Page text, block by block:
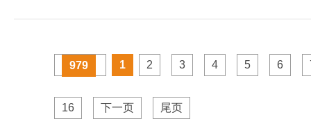
979 1 2 3 4 5 6
16 下一页 尾页